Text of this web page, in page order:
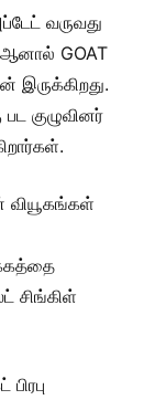
வருவது
GOAT
பட குழுவினர்
வியூகங்கள்
சிங்கிள்